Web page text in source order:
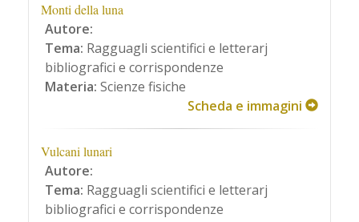
Monti della luna
Autore:
Tema: Ragguagli scientifici e letterarj
bibliografici e corrispondenze
Materia: Scienze fisiche
Scheda e immagini
Vulcani lunari
Autore:
Tema: Ragguagli scientifici e letterarj
bibliografici e corrispondenze